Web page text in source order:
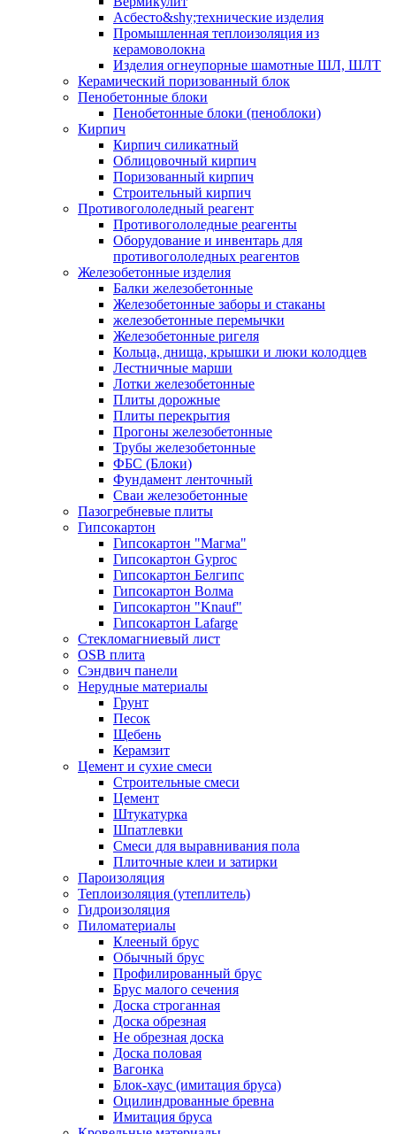
Асбесто&shy;технические изделия
Промышленная теплоизоляция из
керамоволокна
Изделия огнеупорные шамотные ШЛ, ШЛТ
Керамический поризованный блок
Пенобетонные блоки
Пенобетонные блоки (пеноблоки)
Кирпич
Кирпич силикатный
Облицовочный кирпич
Поризованный кирпич
Строительный кирпич
Противогололедный реагент
Противогололедные реагенты
Оборудование и инвентарь для
противогололедных реагентов
Железобетонные изделия
Балки железобетонные
Железобетонные заборы и стаканы
железобетонные перемычки
Железобетонные ригеля
Кольца, днища, крышки и люки колодцев
Лестничные марши
Лотки железобетонные
Плиты дорожные
Плиты перекрытия
Прогоны железобетонные
Трубы железобетонные
ФБС (Блоки)
Фундамент ленточный
Сваи железобетонные
Пазогребневые плиты
Гипсокартон
Гипсокартон "Магма"
Гипсокартон Gyproc
Гипсокартон Белгипс
Гипсокартон Волма
Гипсокартон "Knauf"
Гипсокартон Lafarge
Стекломагниевый лист
OSB плита
Сэндвич панели
Нерудные материалы
Грунт
Песок
Щебень
Керамзит
Цемент и сухие смеси
Строительные смеси
Цемент
Штукатурка
Шпатлевки
Смеси для выравнивания пола
Плиточные клеи и затирки
Пароизоляция
Теплоизоляция (утеплитель)
Гидроизоляция
Пиломатериалы
Клееный брус
Обычный брус
Профилированный брус
Брус малого сечения
Доска строганная
Доска обрезная
Не обрезная доска
Доска половая
Вагонка
Блок-хаус (имитация бруса)
Оцилиндрованные бревна
Имитация бруса